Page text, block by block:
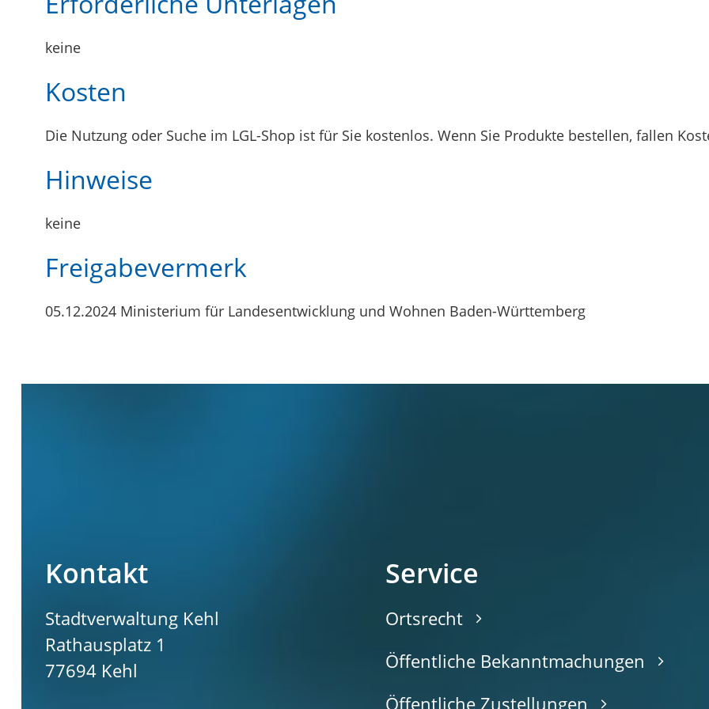
keine
Kosten
Die Nutzung oder Suche im LGL-Shop ist für Sie kostenlos. Wenn Sie Produkte bestellen, fallen
Hinweise
keine
Freigabevermerk
05.12.2024 Ministerium für Landesentwicklung und Wohnen Baden-Württemberg
Kontakt
Stadtverwaltung Kehl
Rathausplatz 1
77694 Kehl
Service
Ortsrecht
Öffentliche Bekanntmachungen
Öffentliche Zustellungen